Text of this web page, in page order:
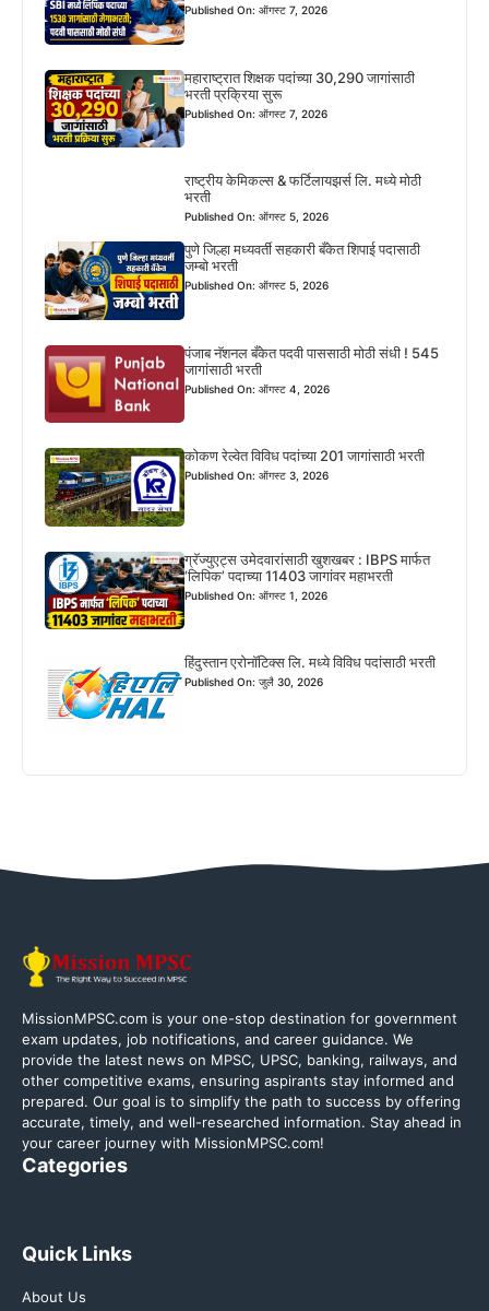
Published On: ऑगस्ट 7, 2026
महाराष्ट्रात शिक्षक पदांच्या 30,290 जागांसाठी
भरती प्रक्रिया सुरू
Published On: ऑगस्ट 7, 2026
राष्ट्रीय केमिकल्स & फर्टिलायझर्स लि. मध्ये मोठी
भरती
Published On: ऑगस्ट 5, 2026
पुणे जिल्हा मध्यवर्ती सहकारी बँकेत शिपाई पदासाठी
जम्बो भरती
Published On: ऑगस्ट 5, 2026
पंजाब नॅशनल बँकेत पदवी पाससाठी मोठी संधी ! 545
जागांसाठी भरती
Published On: ऑगस्ट 4, 2026
कोकण रेल्वेत विविध पदांच्या 201 जागांसाठी भरती
Published On: ऑगस्ट 3, 2026
ग्रॅज्युएट्स उमेदवारांसाठी खुशखबर : IBPS मार्फत
‘लिपिक’ पदाच्या 11403 जागांवर महाभरती
Published On: ऑगस्ट 1, 2026
हिंदुस्तान एरोनॉटिक्स लि. मध्ये विविध पदांसाठी भरती
Published On: जुलै 30, 2026
MissionMPSC.com is your one-stop destination for government
exam updates, job notifications, and career guidance. We
provide the latest news on MPSC, UPSC, banking, railways, and
other competitive exams, ensuring aspirants stay informed and
prepared. Our goal is to simplify the path to success by offering
accurate, timely, and well-researched information. Stay ahead in
your career journey with MissionMPSC.com!
Categories
Quick Links
About Us